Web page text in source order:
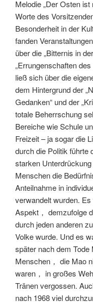
Melodie „Der Osten ist
Worte des
Besonderheit in der
fanden
über die „Bitternis in
„Errungenschaften
ließ sich über die
dem Hintergrund der
Gedanken“ und der
totale Beherrschung
Bereiche wie Schule
Freizeit – ja sogar die
durch die Politik führte
starken
Menschen die
Anteilnahme in
verwandelt wurden.
Aspekt， demzufolge
durch jeden anderen
Volke wurde. Und es
später nach dem
Menschen， die Mao
waren， in großes
Tränen vergossen.
nach 1968 viel